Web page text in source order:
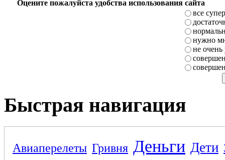
Оцените пожалуйста удобства использования сайта
все супер
нужно
не очень
Быстрая навигация
Авиаперелеты Гривня Деньги Дети